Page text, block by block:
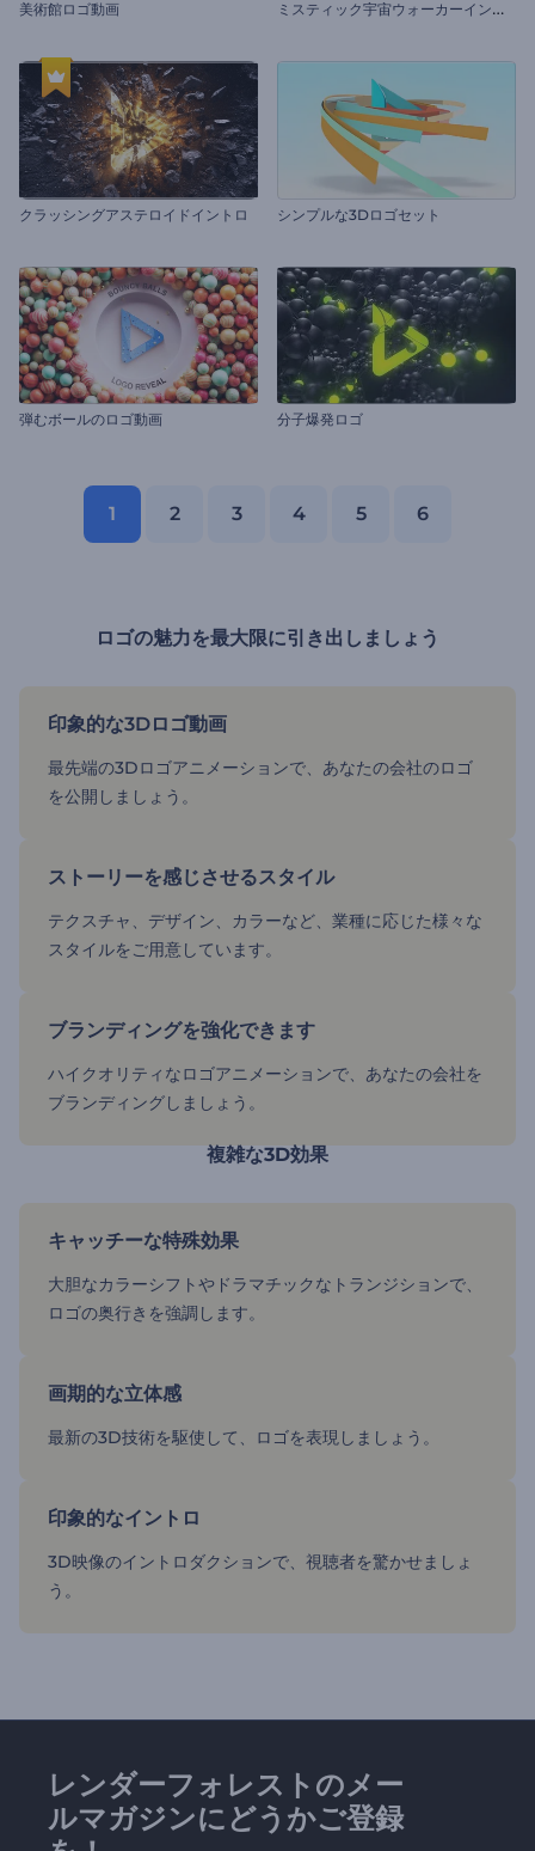
美術館ロゴ動画 ミ
スティック宇宙ウォーカーイントロ動画
クラッシングアステロイドイントロ シンプルな3Dロゴセット
弾むボールのロゴ動画 分子爆発ロゴ
1 2 3 4 5 6
ロゴの魅力を最大限に引き出しましょう
印象的な3Dロゴ動画
最先端の3Dロゴアニメーションで、あなたの会社のロゴ
を公開しましょう。
ストーリーを感じさせるスタイル
テクスチャ、デザイン、カラーなど、業種に応じた様々な
スタイルをご用意しています。
ブランディングを強化できます
ハイクオリティなロゴアニメーションで、あなたの会社を
ブランディングしましょう。
複雑な3D効果
キャッチーな特殊効果
大胆なカラーシフトやドラマチックなトランジションで、
ロゴの奥行きを強調します。
画期的な立体感
最新の3D技術を駆使して、ロゴを表現しましょう。
印象的なイントロ
3D映像のイントロダクションで、視聴者を驚かせましょ
う。
レンダーフォレストのメー
ルマガジンにどうかご登録